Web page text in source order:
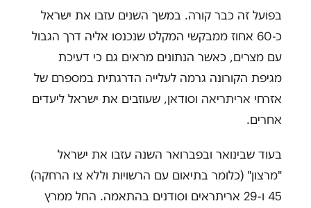
בפועל זה כבר קורה. במשך השנים עזבו את ישראל
כ-60 אחוז ממבקשי המקלט שנכנסו אליה דרך הגבול
עם מצרים, כאשר הנתונים מראים גם כי דעיכת
מגיפת הקורונה גרמה לעלייה הדרגתית במספרם של
אזרחי אריתריאה וסודאן, שעוזבים את ישראל ליעדים
אחרים.
בעוד שבינואר ובפברואר השנה עזבו את ישראל
"מרצון" (כלומר בתיאום עם הרשויות וללא צו הרחקה)
45 ו-29 אריתראים וסודנים בהתאמה. החל ממרץ